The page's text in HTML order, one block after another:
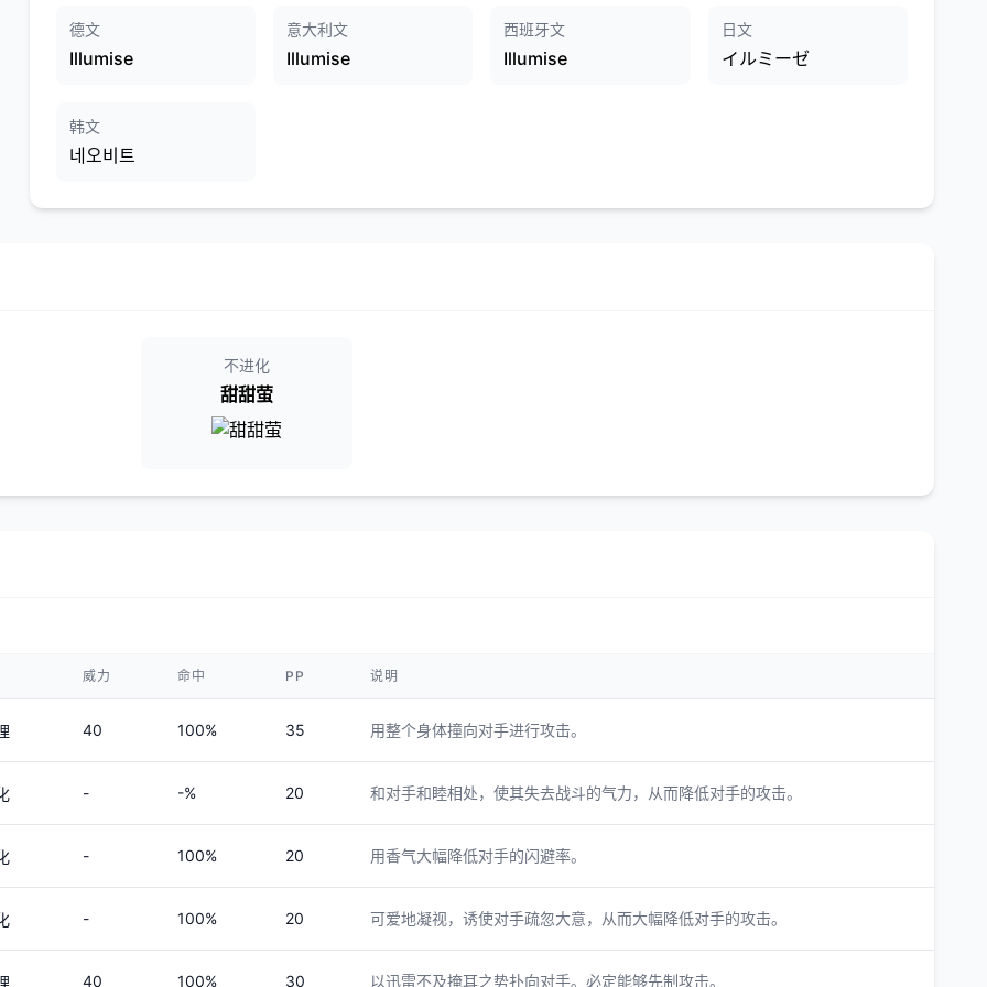
德文
Illumise
意大利文
Illumise
西班牙文
Illumise
日文
イルミーゼ
韩文
네오비트
不进化
甜甜萤
威力 命中 PP 说明
40 100% 35 用整个身体撞向对手进行攻击。
- -% 20 和对手和睦相处，使其失去战斗的气力，从而降低对手的攻击。
- 100% 20 用香气大幅降低对手的闪避率。
- 100% 20 可爱地凝视，诱使对手疏忽大意，从而大幅降低对手的攻击。
40 100% 30 以迅雷不及掩耳之势扑向对手。必定能够先制攻击。